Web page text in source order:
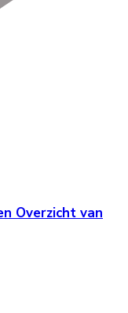
Overzicht van